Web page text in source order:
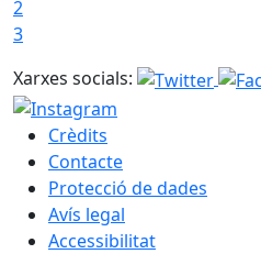
2
3
Xarxes socials:
Crèdits
Contacte
Protecció de dades
Avís legal
Accessibilitat